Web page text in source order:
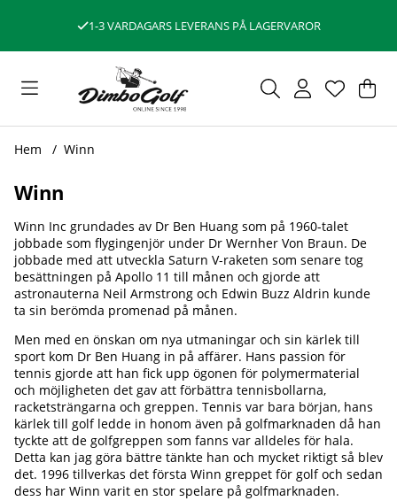
1-3 VARDAGARS LEVERANS PÅ LAGERVAROR
.
Hem Winn
Winn
Winn Inc grundades av Dr Ben Huang som på 1960-talet
jobbade som flygingenjör under Dr Wernher Von Braun. De
jobbade med att utveckla Saturn V-raketen som senare tog
besättningen på Apollo 11 till månen och gjorde att
astronauterna Neil Armstrong och Edwin Buzz Aldrin kunde
ta sin berömda promenad på månen.
Men med en önskan om nya utmaningar och sin kärlek till
sport kom Dr Ben Huang in på affärer. Hans passion för
tennis gjorde att han fick upp ögonen för polymermaterial
och möjligheten det gav att förbättra tennisbollarna,
racketsträngarna och greppen. Tennis var bara början, hans
kärlek till golf ledde in honom även på golfmarknaden då han
tyckte att de golfgreppen som fanns var alldeles för hala.
Detta kan jag göra bättre tänkte han och mycket riktigt så blev
det. 1996 tillverkas det första Winn greppet för golf och sedan
dess har Winn varit en stor spelare på golfmarknaden.